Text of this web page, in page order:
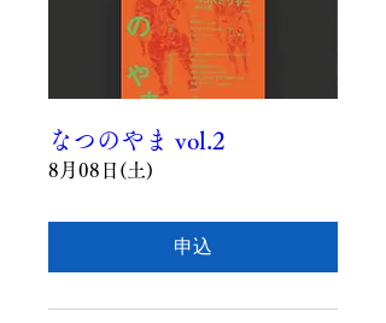
なつのやま vol.2
8月08日(土)
申込